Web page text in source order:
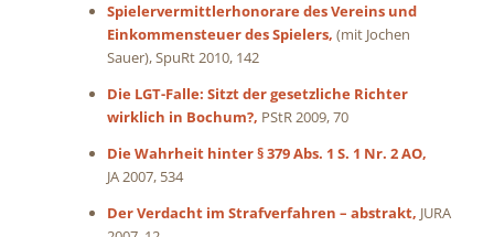
Spielervermittlerhonorare des Vereins und
Einkommensteuer des Spielers, (mit Jochen
Sauer), SpuRt 2010, 142
Die LGT-Falle: Sitzt der gesetzliche Richter
wirklich in Bochum?, PStR 2009, 70
Die Wahrheit hinter § 379 Abs. 1 S. 1 Nr. 2 AO,
JA 2007, 534
Der Verdacht im Strafverfahren – abstrakt, JURA